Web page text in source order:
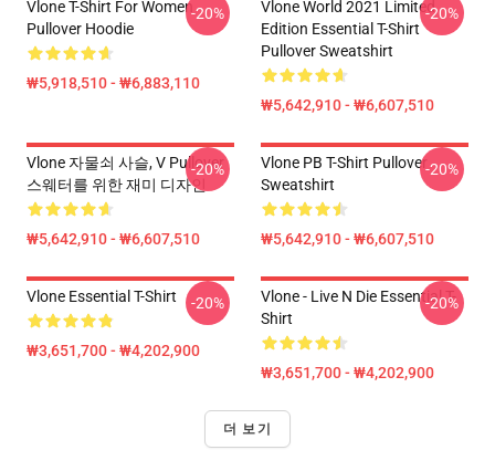
Vlone T-Shirt For Women
Pullover Hoodie
₩5,918,510 - ₩6,883,110
-20%
Vlone World 2021 Limited
Edition Essential T-Shirt
Pullover Sweatshirt
₩5,642,910 - ₩6,607,510
-20%
Vlone 자물쇠 사슬, V Pullover
스웨터를 위한 재미 디자인
₩5,642,910 - ₩6,607,510
-20%
Vlone PB T-Shirt Pullover
Sweatshirt
₩5,642,910 - ₩6,607,510
-20%
Vlone Essential T-Shirt
₩3,651,700 - ₩4,202,900
-20%
Vlone - Live N Die Essential T-
Shirt
₩3,651,700 - ₩4,202,900
-20%
더 보기